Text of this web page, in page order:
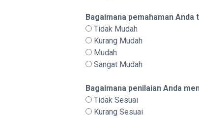
Bagaimana pemahaman
Tidak Mudah
Kurang Mudah
Mudah
Sangat Mudah
Bagaimana penilaian Anda
Tidak Sesuai
Kurang Sesuai